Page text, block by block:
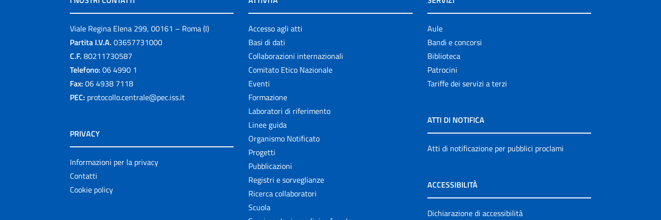
Viale Regina Elena 299, 00161 – Roma (I)
Partita I.V.A. 03657731000
C.F. 80211730587
Telefono: 06 4990 1
Fax: 06 4938 7118
PEC: protocollo.centrale@pec.iss.it
PRIVACY
Informazioni per la privacy
Contatti
Cookie policy
Accesso agli atti
Basi di dati
Collaborazioni internazionali
Comitato Etico Nazionale
Eventi
Formazione
Laboratori di riferimento
Linee guida
Organismo Notificato
Progetti
Pubblicazioni
Registri e sorveglianze
Ricerca collaboratori
Scuola
Aule
Bandi e concorsi
Biblioteca
Patrocini
Tariffe dei servizi a terzi
ATTI DI NOTIFICA
Atti di notificazione per pubblici proclami
ACCESSIBILITÀ
Dichiarazione di accessibilità